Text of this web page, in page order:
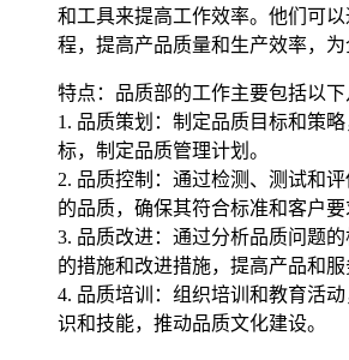
和工具来提高工作效率。他们可
程，提高产品质量和生产效率，为
特点：品质部的工作主要包括以下
1. 品质策划：制定品质目标和策
标，制定品质管理计划。
2. 品质控制：通过检测、测试和
的品质，确保其符合标准和客户要
3. 品质改进：通过分析品质问题
的措施和改进措施，提高产品和服
4. 品质培训：组织培训和教育活
识和技能，推动品质文化建设。